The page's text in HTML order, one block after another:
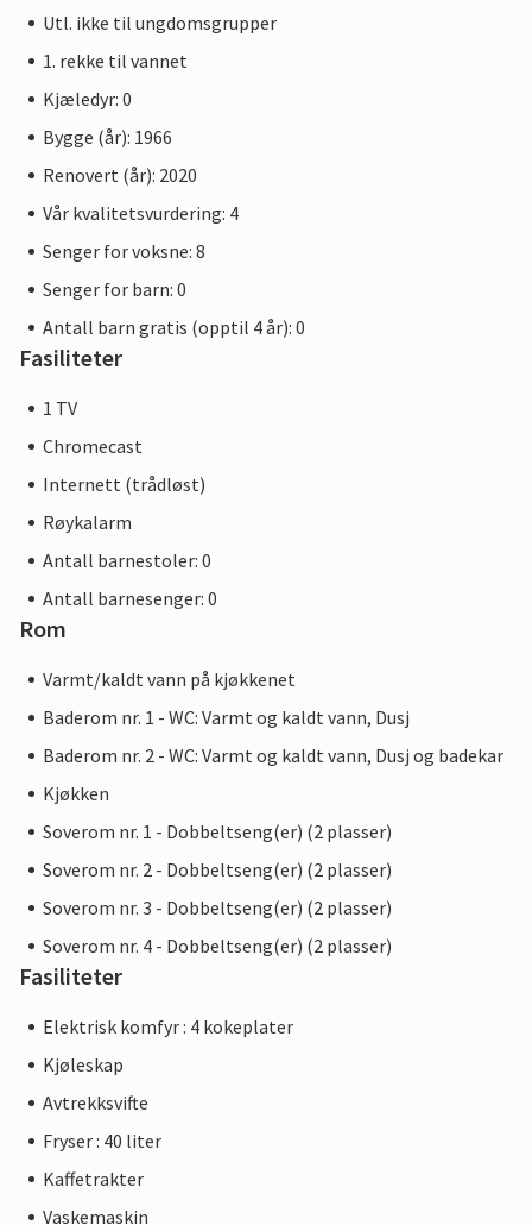
Utl. ikke til ungdomsgrupper
1. rekke til vannet
Kjæledyr: 0
Bygge (år): 1966
Renovert (år): 2020
Vår kvalitetsvurdering: 4
Senger for voksne: 8
Senger for barn: 0
Antall barn gratis (opptil 4 år): 0
Fasiliteter
1 TV
Chromecast
Internett (trådløst)
Røykalarm
Antall barnestoler: 0
Antall barnesenger: 0
Rom
Varmt/kaldt vann på kjøkkenet
Baderom nr. 1 - WC: Varmt og kaldt vann, Dusj
Baderom nr. 2 - WC: Varmt og kaldt vann, Dusj og badekar
Kjøkken
Soverom nr. 1 - Dobbeltseng(er) (2 plasser)
Soverom nr. 2 - Dobbeltseng(er) (2 plasser)
Soverom nr. 3 - Dobbeltseng(er) (2 plasser)
Soverom nr. 4 - Dobbeltseng(er) (2 plasser)
Fasiliteter
Elektrisk komfyr : 4 kokeplater
Kjøleskap
Avtrekksvifte
Fryser : 40 liter
Kaffetrakter
Vaskemaskin